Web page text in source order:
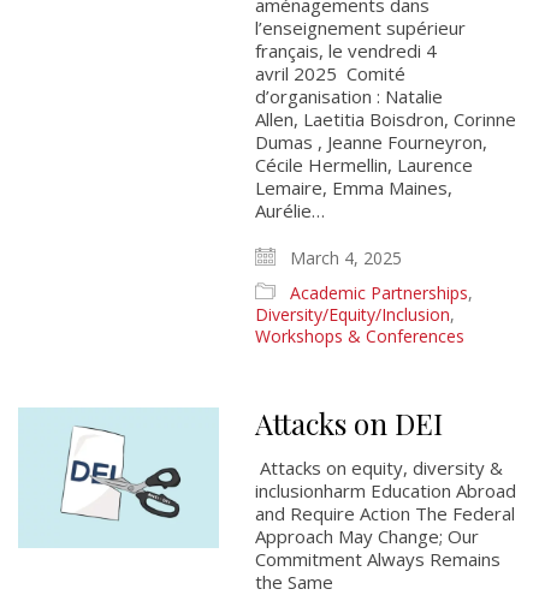
aménagements dans
l’enseignement supérieur
français, le vendredi 4
avril 2025 Comité
d’organisation : Natalie
Allen, Laetitia Boisdron, Corinne
Dumas , Jeanne Fourneyron,
Cécile Hermellin, Laurence
Lemaire, Emma Maines,
Aurélie…
March 4, 2025
Academic Partnerships,
Diversity/Equity/Inclusion,
Workshops & Conferences
Attacks on DEI
Attacks on equity, diversity &
inclusionharm Education Abroad
and Require Action The Federal
Approach May Change; Our
Commitment Always Remains
the Same